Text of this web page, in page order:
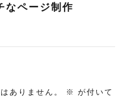
なページ制作
ありません。 ※ が付いて